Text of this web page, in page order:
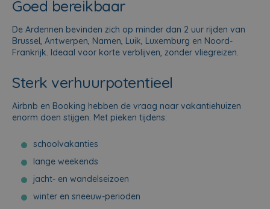
Goed bereikbaar
De Ardennen bevinden zich op minder dan 2 uur rijden van
Brussel, Antwerpen, Namen, Luik, Luxemburg en Noord-
Frankrijk. Ideaal voor korte verblijven, zonder vliegreizen.
Sterk verhuurpotentieel
Airbnb en Booking hebben de vraag naar vakantiehuizen
enorm doen stijgen. Met pieken tijdens:
schoolvakanties
lange weekends
jacht- en wandelseizoen
winter en sneeuw-perioden